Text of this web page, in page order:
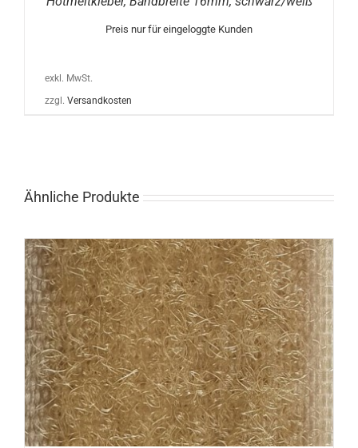
Preis nur für eingeloggte Kunden
exkl. MwSt.
zzgl. Versandkosten
Ähnliche Produkte